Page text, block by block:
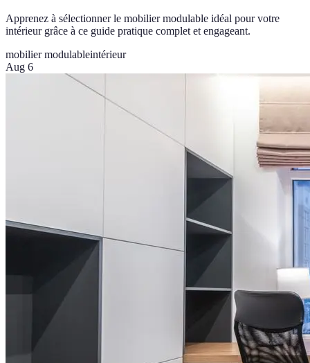
Apprenez à sélectionner le mobilier modulable idéal pour votre
intérieur grâce à ce guide pratique complet et engageant.
mobilier modulableintérieur
Aug 6